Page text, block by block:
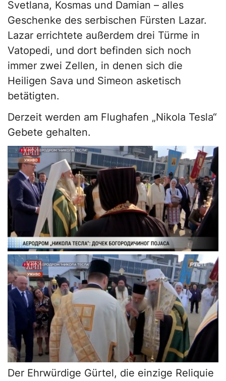
Svetlana, Kosmas und Damian – alles
Geschenke des serbischen Fürsten Lazar.
Lazar errichtete außerdem drei Türme in
Vatopedi, und dort befinden sich noch
immer zwei Zellen, in denen sich die
Heiligen Sava und Simeon asketisch
betätigten.
Derzeit werden am Flughafen „Nikola Tesla“
Gebete gehalten.
Der Ehrwürdige Gürtel, die einzige Reliquie